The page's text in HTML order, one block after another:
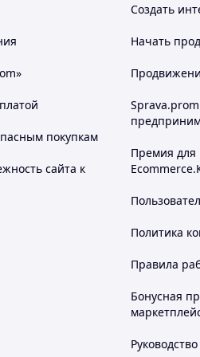
850
950
1100
1250
1400
1600
стандарту должна
стандарта гарантирует
проверенное временем!
покупкам
сайта к
Создать
Начать
Премия для
Политика
Правила
Бонусная